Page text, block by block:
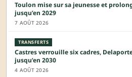
Toulon mise sur sa jeunesse et
jusqu’en 2029
7 AOÛT 2026
TRANSFERTS
Castres verrouille six cadres,
jusqu’en 2030
4 AOÛT 2026